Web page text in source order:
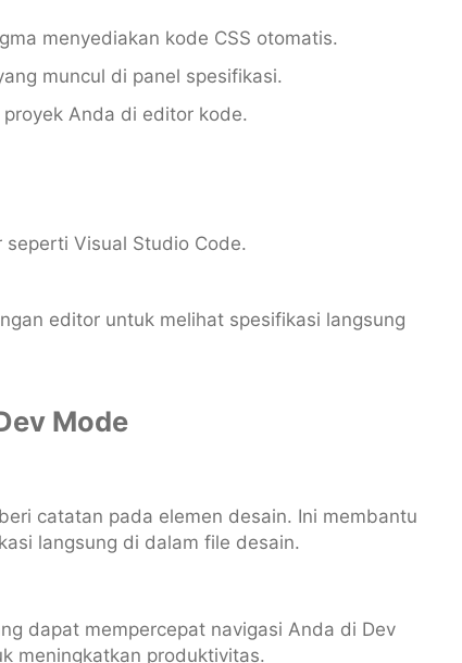
menyediakan kode CSS otomatis.
muncul di panel spesifikasi.
Anda di editor kode.
Visual Studio Code.
editor untuk melihat spesifikasi langsung
Mode
catatan pada elemen desain. Ini membantu
langsung di dalam file desain.
dapat mempercepat navigasi Anda di Dev
meningkatkan produktivitas.